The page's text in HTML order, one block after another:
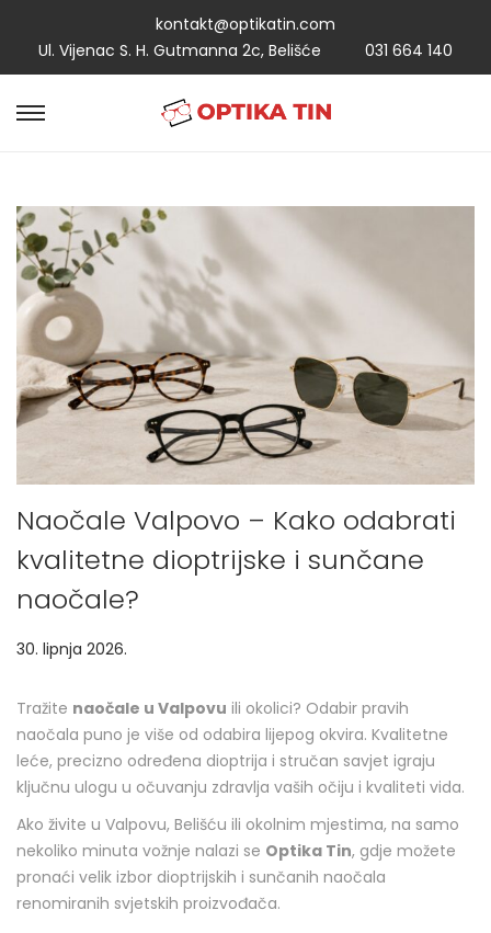
kontakt@optikatin.com
Ul. Vijenac S. H. Gutmanna 2c, Belišće
031 664 140
Naočale Valpovo – Kako odabrati
kvalitetne dioptrijske i sunčane
naočale?
P
s
t
e
d
n
30. lipnja 2026.
s
r
p
n
a
2
0
2
Tražite naočale u Valpovu ili okolici? Odabir pravih
naočala puno je više od odabira lijepog okvira. Kvalitetne
leće, precizno određena dioptrija i stručan savjet igraju
ključnu ulogu u očuvanju zdravlja vaših očiju i kvaliteti vida.
Ako živite u Valpovu, Belišću ili okolnim mjestima, na samo
nekoliko minuta vožnje nalazi se Optika Tin, gdje možete
pronaći velik izbor dioptrijskih i sunčanih naočala
renomiranih svjetskih proizvođača.